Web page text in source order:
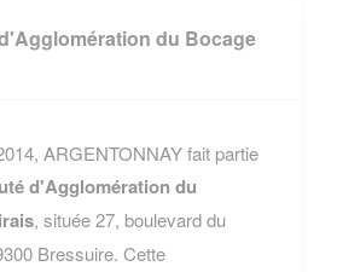
du Bocage
ARGENTONNAY fait partie
d'Agglomération du
, située 27, boulevard du
Bressuire. Cette